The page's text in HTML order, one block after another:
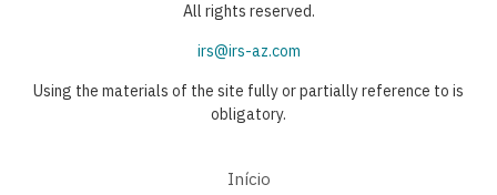
All rights reserved.
irs@irs-az.com
Using the materials of the site fully or partially reference to is
obligatory.
Início